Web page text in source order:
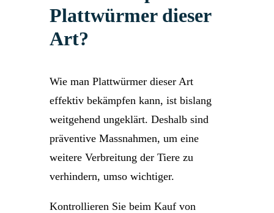
Plattwürmer dieser
Art?
Wie man Plattwürmer dieser Art
effektiv bekämpfen kann, ist bislang
weitgehend ungeklärt. Deshalb sind
präventive Massnahmen, um eine
weitere Verbreitung der Tiere zu
verhindern, umso wichtiger.
Kontrollieren Sie beim Kauf von